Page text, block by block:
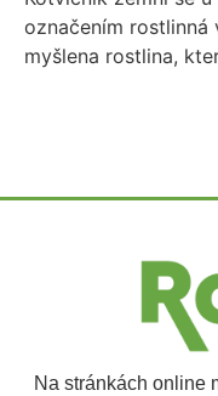
označením rostlinná
myšlena rostlina,
Na stránkách online